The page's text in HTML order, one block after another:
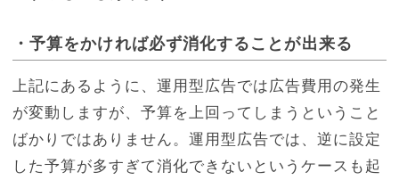
・予算をかければ必ず消化することが出来る
上記にあるように、運用型広告では広告費用の発生
が変動しますが、予算を上回ってしまうということ
ばかりではありません。運用型広告では、逆に設定
した予算が多すぎて消化できないというケースも起